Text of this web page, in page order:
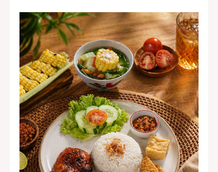
Recherche
Recherche
BAHASA / LANGUAGE
English 中文 Indonesia
Français Deutsch Nederlands
日本語 한국어 العربية